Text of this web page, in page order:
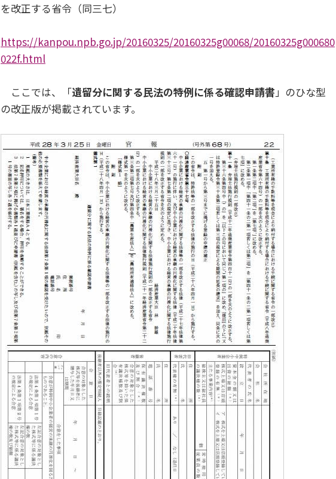
を改正する省令（同三七）
https://kanpou.npb.go.jp/20160325/20160325g00068/20160325g000680
022f.html
ここでは、「遺留分に関する民法の特例に係る確認申請書」のひな型
の改正版が掲載されています。